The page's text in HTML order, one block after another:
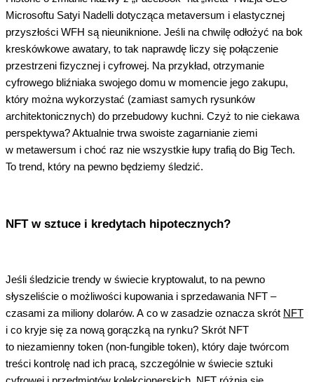
Microsoftu Satyi Nadelli dotycząca metaversum i elastycznej
przyszłości WFH są nieuniknione. Jeśli na chwilę odłożyć na bok
kreskówkowe awatary, to tak naprawdę liczy się połączenie
przestrzeni fizycznej i cyfrowej. Na przykład, otrzymanie
cyfrowego bliźniaka swojego domu w momencie jego zakupu,
który można wykorzystać (zamiast samych rysunków
architektonicznych) do przebudowy kuchni. Czyż to nie ciekawa
perspektywa? Aktualnie trwa swoiste zagarnianie ziemi
w metawersum i choć raz nie wszystkie łupy trafią do Big Tech.
To trend, który na pewno będziemy śledzić.
NFT w sztuce i kredytach hipotecznych?
Jeśli śledzicie trendy w świecie kryptowalut, to na pewno
słyszeliście o możliwości kupowania i sprzedawania NFT –
czasami za miliony dolarów. A co w zasadzie oznacza skrót NFT
i co kryje się za nową gorączką na rynku? Skrót NFT
to niezamienny token (non-fungible token), który daje twórcom
treści kontrolę nad ich pracą, szczególnie w świecie sztuki